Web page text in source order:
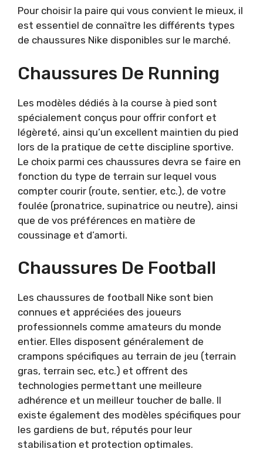
Pour choisir la paire qui vous convient le mieux, il
est essentiel de connaître les différents types
de chaussures Nike disponibles sur le marché.
Chaussures De Running
Les modèles dédiés à la course à pied sont
spécialement conçus pour offrir confort et
légèreté, ainsi qu’un excellent maintien du pied
lors de la pratique de cette discipline sportive.
Le choix parmi ces chaussures devra se faire en
fonction du type de terrain sur lequel vous
compter courir (route, sentier, etc.), de votre
foulée (pronatrice, supinatrice ou neutre), ainsi
que de vos préférences en matière de
coussinage et d’amorti.
Chaussures De Football
Les chaussures de football Nike sont bien
connues et appréciées des joueurs
professionnels comme amateurs du monde
entier. Elles disposent généralement de
crampons spécifiques au terrain de jeu (terrain
gras, terrain sec, etc.) et offrent des
technologies permettant une meilleure
adhérence et un meilleur toucher de balle. Il
existe également des modèles spécifiques pour
les gardiens de but, réputés pour leur
stabilisation et protection optimales.